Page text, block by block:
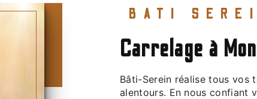
BATI
carrelage à
Bâti-Serein réalise tous vos travaux de carrelage à Montbard et aux
alentours. En nous confiant